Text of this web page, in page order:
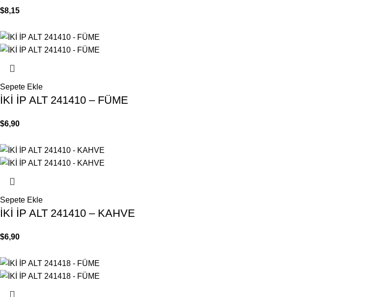
$8,15
Sepete Ekle
İKİ İP ALT 241410 – FÜME
$6,90
Sepete Ekle
İKİ İP ALT 241410 – KAHVE
$6,90